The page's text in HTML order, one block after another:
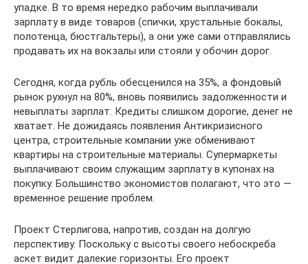
упадке. В то время нередко рабочим выплачивали
зарплату в виде товаров (спички, хрустальные бокалы,
полотенца, бюстгальтеры), а они уже сами отправлялись
продавать их на вокзалы или стояли у обочин дорог.
Сегодня, когда рубль обесценился на 35%, а фондовый
рынок рухнул на 80%, вновь появились задолженности и
невыплаты зарплат. Кредиты слишком дорогие, денег не
хватает. Не дожидаясь появления Антикризисного
центра, строительные компании уже обменивают
квартиры на строительные материалы. Супермаркеты
выплачивают своим служащим зарплату в купонах на
покупку. Большинство экономистов полагают, что это —
временное решение проблем.
Проект Стерлигова, напротив, создан на долгую
перспективу. Поскольку с высоты своего небоскреба
аскет видит далекие горизонты. Его проект